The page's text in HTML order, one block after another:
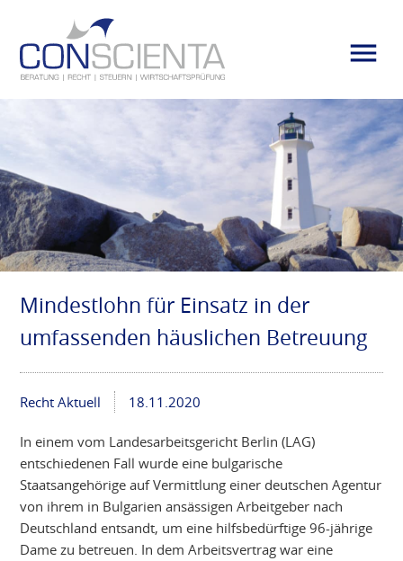
Mindestlohn für Einsatz in der
umfassenden häuslichen Betreuung
Recht Aktuell 18.11.2020
In einem vom Landesarbeitsgericht Berlin (LAG)
entschiedenen Fall wurde eine bulgarische
Staatsangehörige auf Vermittlung einer deutschen Agentur
von ihrem in Bulgarien ansässigen Arbeitgeber nach
Deutschland entsandt, um eine hilfsbedürftige 96-jährige
Dame zu betreuen. In dem Arbeitsvertrag war eine